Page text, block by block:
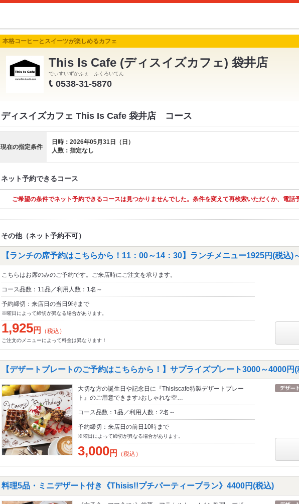
本格コーヒーとスイーツが楽しめるカフェ
This Is Cafe (ディスイズカフェ) 袋井店
でぃすいずかふぇ ふくろいてん
0538-31-5870
ディスイズカフェ This Is Cafe 袋井店 コース
現在の指定条件
日時：2026年05月31日（日）
人数：指定なし
ネット予約できるコース
ご希望の条件でネット予約できるコースは見つかりませんでした。条件を変えて再検索いただくか、電話
その他（ネット予約不可）
【ランチの席予約はこちらから！11：00～14：30】ランチメニュー1925円(税込)
こちらはお席のみのご予約です。ご来店時にご注文を承ります。
コース品数：11品／利用人数：1名～
予約締切：来店日の当日9時まで
※曜日によって締切が異なる場合があります。
1,925円 （税込）
ご注文のメニューによって料金は異なります！
【デザートプレートのご予約はこちらから！】サプライズプレート3000～4000円(
大切な方の誕生日や記念日に『Thisiscafe特製デザートプレー
ト』のご用意できます♪おしゃれな空…
コース品数：1品／利用人数：2名～
予約締切：来店日の前日10時まで
※曜日によって締切が異なる場合があります。
3,000円 （税込）
料理5品・ミニデザート付き《Thisis!!プチパーティープラン》4400円(税込)